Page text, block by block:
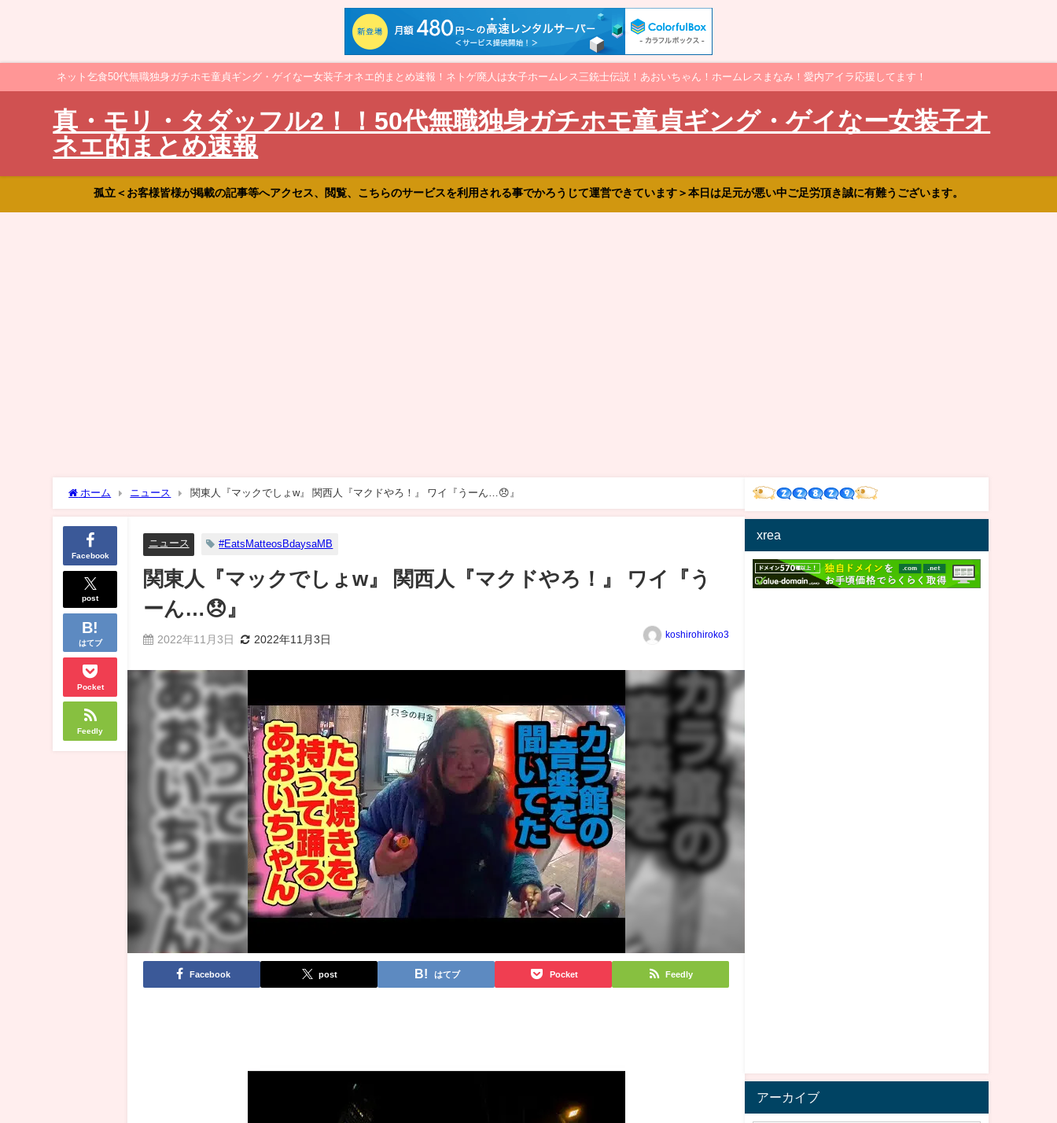
ネット乞食50代無職独身ガチホモ童貞ギング・ゲイなー女装子オネエ的まとめ速報！ネトゲ廃人は女子ホームレス三銃士伝説！あおいちゃん！ホームレスまなみ！愛内アイラ応援してます！
真・モリ・タダッフル2！！50代無職独身ガチホモ童貞ギング・ゲイなー女装子オ
ネエ的まとめ速報
孤立＜お客様皆様が掲載の記事等へアクセス、閲覧、こちらのサービスを利用される事でかろうじて運営できています＞本日は足元が悪い中ご足労頂き誠に有難うございます。
ホーム ニュース 関東人『マックでしょw』 関西人『マクドやろ！』 ワイ『うーん…😞』
Facebook
post
はてブ
Pocket
Feedly
ニュース #EatsMatteosBdaysaMB
関東人『マックでしょw』 関西人『マクドやろ！』 ワイ『う
ーん…😞』
2022年11月3日 2022年11月3日 koshirohiroko3
Facebook post はてブ Pocket Feedly
xrea
アーカイブ